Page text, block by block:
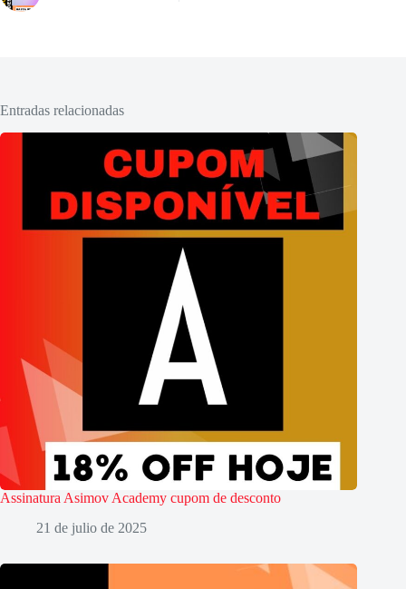
Entradas relacionadas
Assinatura Asimov Academy cupom de desconto
21 de julio de 2025